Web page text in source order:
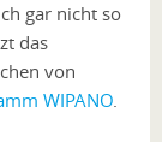
gar nicht so
das
von
WIPANO.